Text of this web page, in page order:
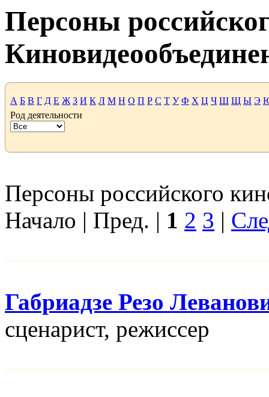
Персоны
А Б В Г Д Е Ж З И К Л М Н О П Р С Т У Ф Х Ц Ч Ш Щ Ы Э
Род деятельности
Персоны российского
Начало | Пред. | 1 2 3 |
Габриадзе Резо
сценарист, режисcер